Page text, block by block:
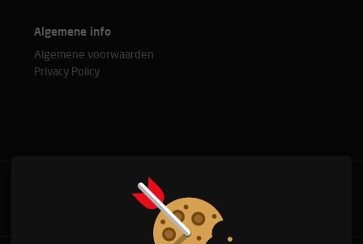
Algemene info
Algemene voorwaarden
Privacy Policy
Bel met onze experts
+31(0)76 515 37 88